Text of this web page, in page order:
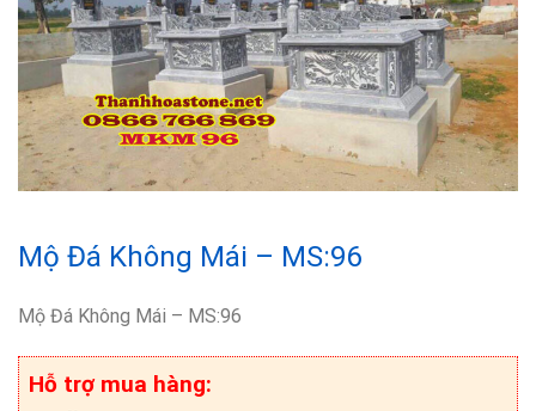
Mộ Đá Không Mái – MS:96
Mộ Đá Không Mái – MS:96
Hỗ trợ mua hàng: